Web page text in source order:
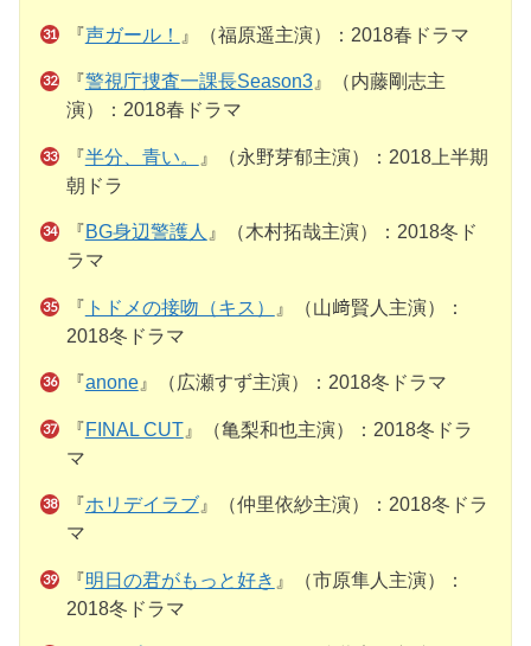
『声ガール！ 』（福原遥主演）：2018春ドラマ
『警視庁捜査一課長Season3』（内藤剛志主
演）：2018春ドラマ
『半分、青い。
』（永野芽郁主演）：2018上半期
朝ドラ
『BG身辺警護人 』（木村拓哉主演）：2018冬ド
ラマ
『 トドメの接吻（キス）
』（山﨑賢人主演）：
2018冬ドラマ
『anone』（広瀬すず主演）：2018冬ドラマ
『FINAL CUT』（亀梨和也主演）：2018冬ドラ
マ
『ホリデイラブ』（仲里依紗主演）：2018冬ドラ
マ
『明日の君がもっと好き 』（市原隼人主演）：
2018冬ドラマ